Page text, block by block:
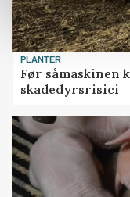
PLANTER
Før såmaskinen
skadedyrsrisici